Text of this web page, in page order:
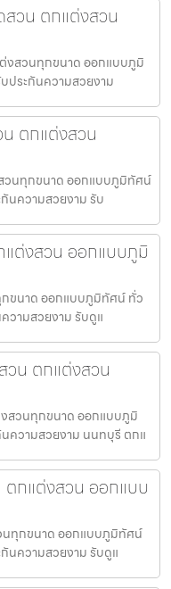
วน ตกแต่งสวน
สวนทุกขนาด ออกแบบภูมิ
ประกันความสวยงาม
ตกแต่งสวน
วนทุกขนาด ออกแบบภูมิทัศน์
นความสวยงาม รับ
ต่งสวน ออกแบบภูมิ
ขนาด ออกแบบภูมิทัศน์ ทั่ว
วามสวยงาม รับดูแ
วน ตกแต่งสวน
สวนทุกขนาด ออกแบบภูมิ
ความสวยงาม นนทบุรี ตกแ
ตกแต่งสวน ออกแบบ
นทุกขนาด ออกแบบภูมิทัศน์
นความสวยงาม รับดูแ